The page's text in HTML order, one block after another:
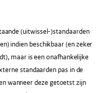
(uitwissel-)standaarden
indien beschikbaar (en zeker
maar is een onafhankelijke
standaarden pas in de
wanneer deze getoetst zijn